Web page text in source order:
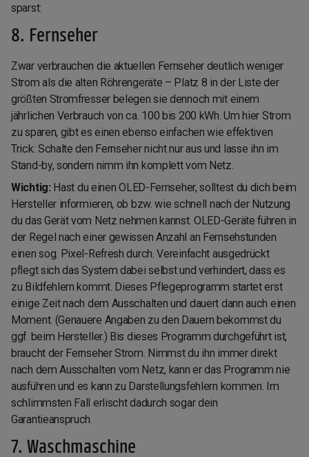
sparst:
8. Fernseher
Zwar verbrauchen die aktuellen Fernseher deutlich weniger
Strom als die alten Röhrengeräte – Platz 8 in der Liste der
größten Stromfresser belegen sie dennoch mit einem
jährlichen Verbrauch von ca. 100 bis 200 kWh. Um hier Strom
zu sparen, gibt es einen ebenso einfachen wie effektiven
Trick: Schalte den Fernseher nicht nur aus und lasse ihn im
Stand-by, sondern nimm ihn komplett vom Netz.
Wichtig: Hast du einen OLED-Fernseher, solltest du dich beim
Hersteller informieren, ob bzw. wie schnell nach der Nutzung
du das Gerät vom Netz nehmen kannst. OLED-Geräte führen in
der Regel nach einer gewissen Anzahl an Fernsehstunden
einen sog. Pixel-Refresh durch. Vereinfacht ausgedrückt
pflegt sich das System dabei selbst und verhindert, dass es
zu Bildfehlern kommt. Dieses Pflegeprogramm startet erst
einige Zeit nach dem Ausschalten und dauert dann auch einen
Moment. (Genauere Angaben zu den Dauern bekommst du
ggf. beim Hersteller.) Bis dieses Programm durchgeführt ist,
braucht der Fernseher Strom. Nimmst du ihn immer direkt
nach dem Ausschalten vom Netz, kann er das Programm nie
ausführen und es kann zu Darstellungsfehlern kommen. Im
schlimmsten Fall erlischt dadurch sogar dein
Garantieanspruch.
7. Waschmaschine